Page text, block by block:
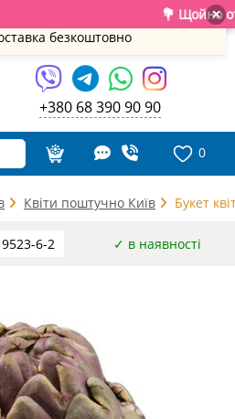
💐 Щойно ×
безкоштовно
+380 68 390 90 90
0
Квіти поштучно Київ Букет
6-2 ✓ в наявності